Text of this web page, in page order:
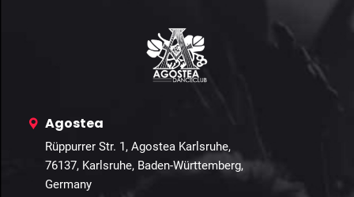
Agostea
Rüppurrer Str. 1, Agostea Karlsruhe,
76137, Karlsruhe, Baden-Württemberg,
Germany